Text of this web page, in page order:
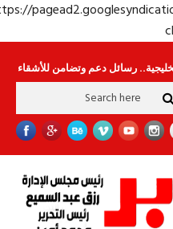
https://
دعم وتضامن للأشقاء جهاز مستقبل